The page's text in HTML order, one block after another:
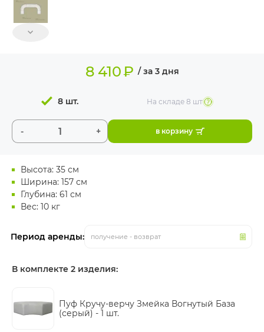
Высота: 35 см
Ширина: 157 см
Глубина: 61 см
Вес: 10 кг
Период аренды: получение - возврат
8 410₽ / за 3 дня
- +
8 шт. На складе8 шт
в корзину
В комплекте 2 изделия:
Пуф Кручу-верчу Змейка Вогнутый База
(серый) - 1 шт.